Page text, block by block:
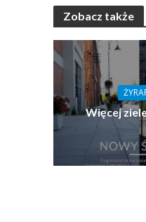
Zobacz także
Więcej